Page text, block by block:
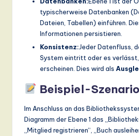
typischerweise Datenbanken
Dateien, Tabellen) einführen.
Informationen persistieren.
Konsistenz:Jeder Datenfluss,
System eintritt oder es verlässt,
erscheinen. Dies wird als
Beispiel-Szenario
Im Anschluss an das
Diagramm der Ebene 1 das
„Mitglied registrieren“, „Buch